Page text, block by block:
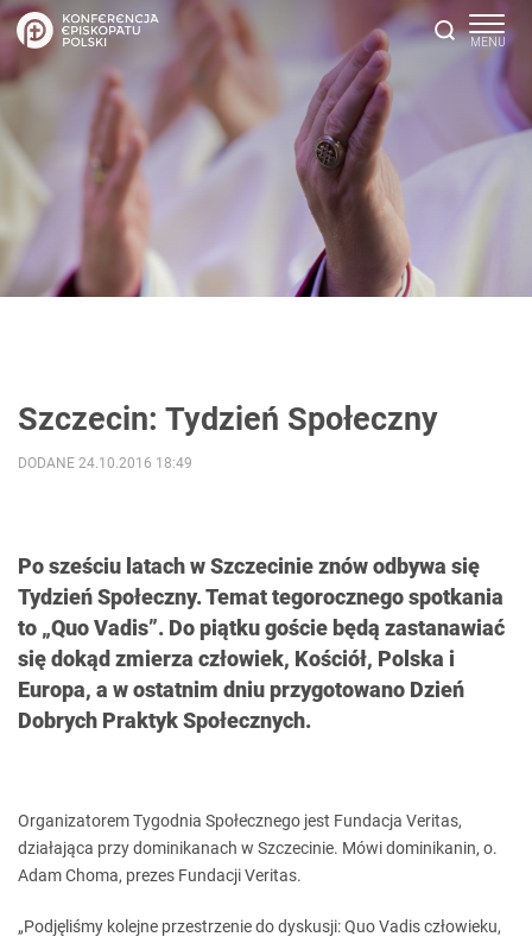
Szczecin: Tydzień Społeczny
Po sześciu latach w Szczecinie znów odbywa się
Tydzień Społeczny. Temat tegorocznego spotkania
to „Quo Vadis”. Do piątku goście będą zastanawiać
się dokąd zmierza człowiek, Kościół, Polska i
Europa, a w ostatnim dniu przygotowano Dzień
Dobrych Praktyk Społecznych.
DODANE 24.10.2016 18:49
Organizatorem Tygodnia Społecznego jest Fundacja Veritas,
działająca przy dominikanach w Szczecinie. Mówi dominikanin, o.
Adam Choma, prezes Fundacji Veritas.
„Podjęliśmy kolejne przestrzenie do dyskusji: Quo Vadis człowieku,